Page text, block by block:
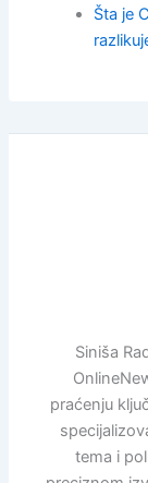
Šta je
Siniša
praćenju
tema i